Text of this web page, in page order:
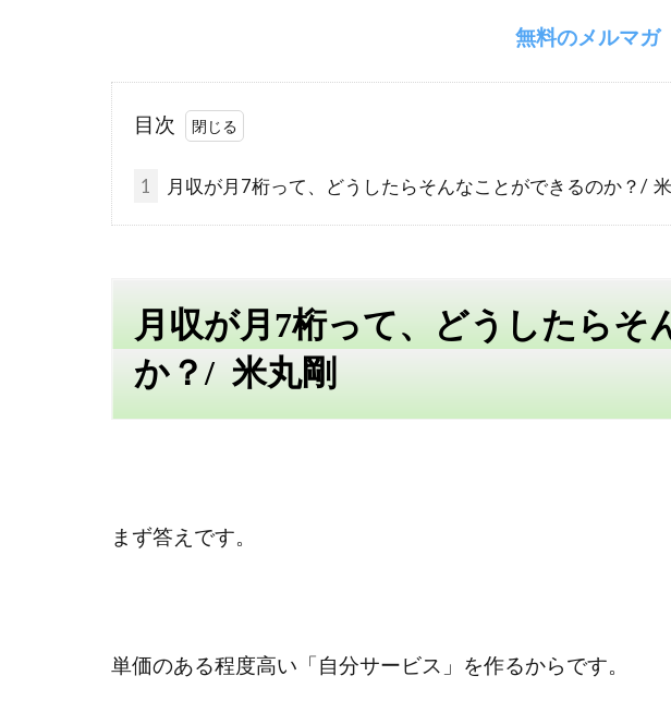
無料のメルマガ
目次
1 月収が月7桁って、どうしたらそんなことができるのか？/
月収が月7桁って、どうしたらそ
か？/ 米丸剛
まず答えです。
単価のある程度高い「自分サービス」を作るからです。